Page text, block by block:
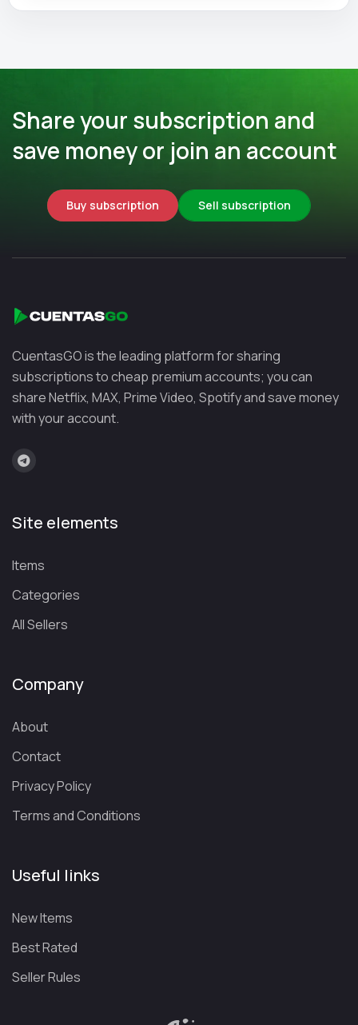
Share your subscription and
save money or join an account
Buy subscription Sell subscription
CuentasGO is the leading platform for sharing
subscriptions to cheap premium accounts; you can
share Netflix, MAX, Prime Video, Spotify and save money
with your account.
Site elements
Items
Categories
All Sellers
Company
About
Contact
Privacy Policy
Terms and Conditions
Useful links
New Items
Best Rated
Seller Rules